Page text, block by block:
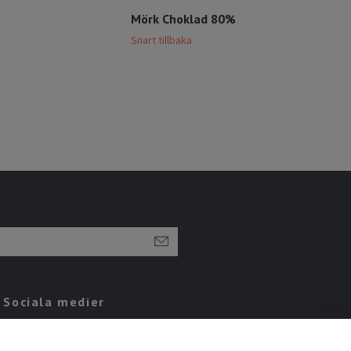
Mörk Choklad 80%
Snart tillbaka
Sociala medier